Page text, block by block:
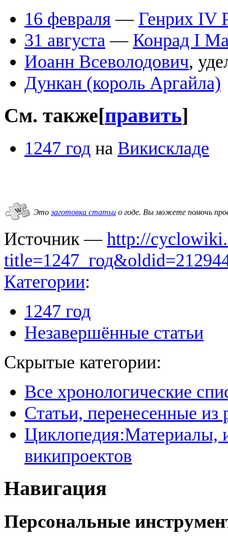
16 февраля — Генрих IV
31 августа — Конрад I
Иоанн Всеволодович,
Дункан (король Аргайла)
См. также[править]
1247 год на Викискладе
Этозаготовка статьи о годе. Вы можете помочь
Источник — http://
Категории:
1247 год
Незавершённые статьи
Скрытые категории:
Все хронологические
Статьи, перенесенные из
Циклопедия:Материалы,
википроектов
Навигация
Персональные